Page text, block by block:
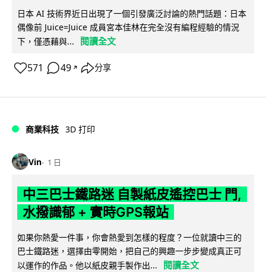
日本 AI 技術界近日出現了一個引發廣泛討論的熱門話題：日本
偶像前 Juice=Juice 成員宮本佳林在完全沒有編程經驗的情況
下，僅憑藉與...
閱讀全文
571 49 ↗ 分享
商業科技 3D 打印
Vin 1 日
中三巴士鐵路迷 自製紙皮遙控巴士 門,
水撥識郁 + 實時GPS報站
如果你熱愛一件事，你會熱愛到怎樣的程度？一位就讀中三的
巴士鐵路迷，選擇由零開始，把自己的興趣一步步變成真正可
以運作的作品。他以紙皮親手製作出...
閱讀全文